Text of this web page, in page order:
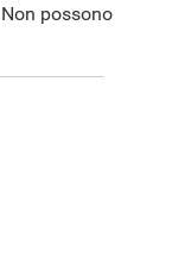
possono